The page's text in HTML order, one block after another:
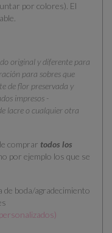
por colores). El
original y diferente para
para sobres que
de flor preservada y
impresos -
lacre o cualquier otra
comprar todos los
por ejemplo los que se
boda/agradecimiento
)